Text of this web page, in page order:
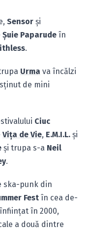
Sensor şi
Şuie Paparude în
.
Urma va încălzi
de mini
Ciuc
Viţa de Vie, E.M.I.L. şi
şi trupa s-a Neil
.
ska-punk din
Fest în cea de-
în 2000,
a două dintre